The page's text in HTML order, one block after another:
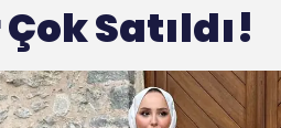
Satıldı!